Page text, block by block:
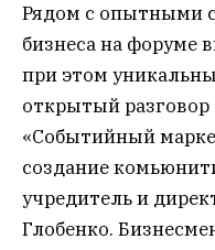
Рядом с опытными
бизнеса на форуме
при этом
открытый
«Событийный
создание
учредитель и
Глобенко.